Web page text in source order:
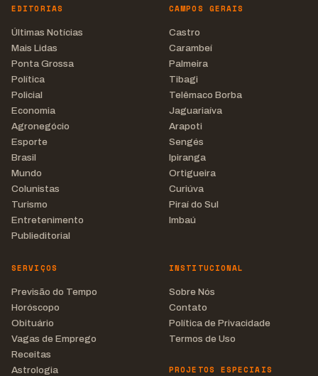
EDITORIAS
Últimas Notícias
Mais Lidas
Ponta Grossa
Política
Policial
Economia
Agronegócio
Esporte
Brasil
Mundo
Colunistas
Turismo
Entretenimento
Publieditorial
CAMPOS GERAIS
Castro
Carambeí
Palmeira
Tibagi
Telêmaco Borba
Jaguariaíva
Arapoti
Sengés
Ipiranga
Ortigueira
Curiúva
Piraí do Sul
Imbaú
SERVIÇOS
Previsão do Tempo
Horóscopo
Obituário
Vagas de Emprego
Receitas
Astrologia
INSTITUCIONAL
Sobre Nós
Contato
Política de Privacidade
Termos de Uso
PROJETOS ESPECIAIS